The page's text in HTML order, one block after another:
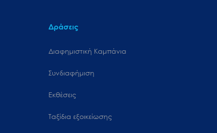
Δράσεις
Διαφημιστική Καμπάνια
Συνδιαφήμιση
Εκθέσεις
Ταξίδια εξοικείωσης